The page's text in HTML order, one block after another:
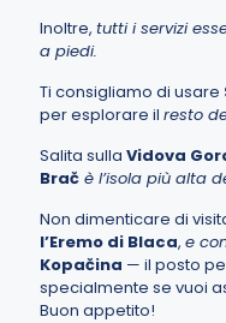
Inoltre, tutti i servizi
a piedi.
Ti consigliamo di usare
per esplorare il resto
Salita sulla Vidova
Brač è l’isola più alta
Non dimenticare di
l’Eremo di Blaca, e
Kopačina — il posto
specialmente se vuoi
Buon appetito!